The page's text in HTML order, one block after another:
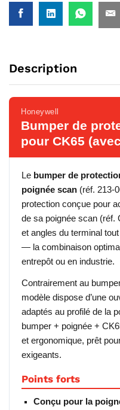
Description
Honeywell
Bumper de
pour CK65
Le bumper de
poignée scan (réf. 213-
protection conçue pour
de sa poignée scan (réf.
et angles du terminal
— la combinaison
entrepôt ou en industrie.
Contrairement au
modèle dispose d’une
adaptés au profilé de la
bumper + poignée +
et ergonomique, prêt
exigeants.
Points forts
Conçu pour la